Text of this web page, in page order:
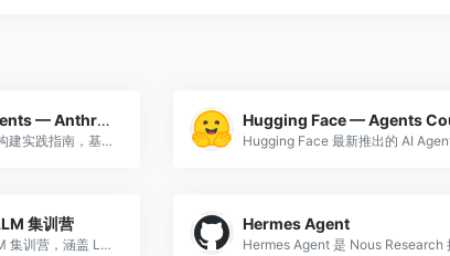
Building Effective AI Agents — Anthropic 官方 Agent 构建实践指南
Anthropic 官方发布的 Agent 构建实践指南，基于与数十个团队合作开发 LLM Agent 的一手经验总结。核心观点：最成功的实现使用简单、可组合的模式而非复杂框架。指南覆盖：Agent 与工作流的选型决策（何时用 Workfl
Hugging Face — Agents
集训营
Full Stack DL 团队出品的 LLM 集训营，涵盖 LLM API 使用、RAG、Agent、微调和评估，适合有 ML 基础的开发者。
Hermes Agent